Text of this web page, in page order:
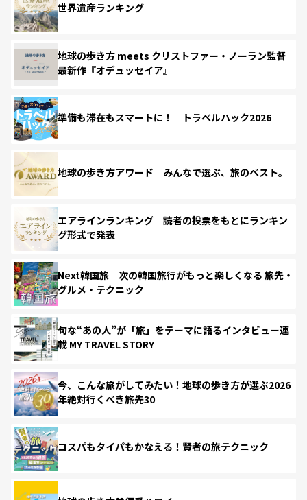
世界遺産ランキング
地球の歩き方 meets クリストファー・ノーラン監督
最新作『オデュッセイア』
準備も滞在もスマートに！ トラベルハック2026
地球の歩き方アワード みんなで選ぶ、旅のベスト。
エアラインランキング 読者の投票をもとにランキン
グ形式で発表
Next韓国旅 次の韓国旅行がもっと楽しくなる 旅先・
グルメ・テクニック
旬な“あの人”が「旅」をテーマに語るインタビュー連
載 MY TRAVEL STORY
今、こんな旅がしてみたい！地球の歩き方が選ぶ2026
年絶対行くべき旅先30
コスパもタイパもかなえる！賢者の旅テクニック